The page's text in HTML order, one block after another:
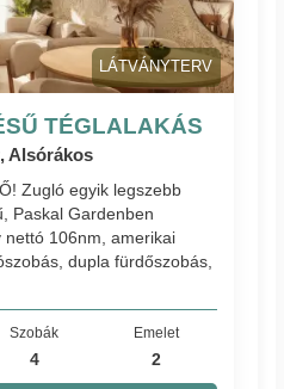
LÁTVÁNYTERV
TÉGLALAKÁS
Alsórákos
Zugló egyik legszebb
Paskal Gardenben
106nm, amerikai
dupla fürdőszobás,
Szobák
4
Emelet
2